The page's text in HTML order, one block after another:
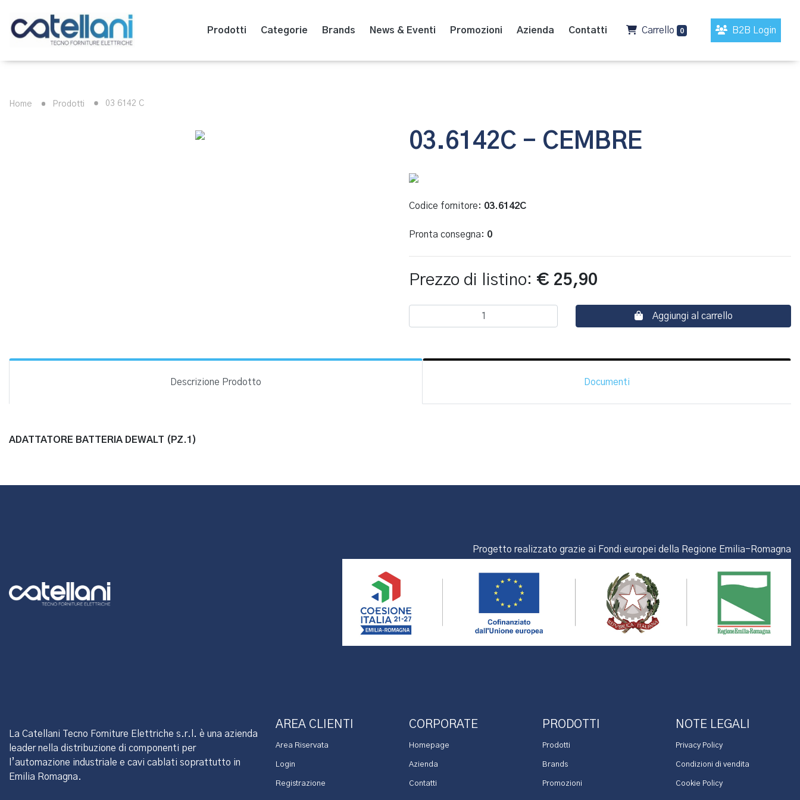
Prodotti Categorie Brands News & Eventi Promozioni Azienda Contatti Carrello 0 B2B Login
Home Prodotti 03 6142 C
03.6142C - CEMBRE
Codice fornitore: 03.6142C
Pronta consegna: 0
Prezzo di listino: € 25,90
Aggiungi al carrello
Descrizione Prodotto Documenti
ADATTATORE BATTERIA DEWALT (PZ.1)
Progetto realizzato grazie ai Fondi europei della Regione Emilia-Romagna
La Catellani Tecno Forniture Elettriche s.r.l. è una azienda
leader nella distribuzione di componenti per
l’automazione industriale e cavi cablati soprattutto in
Emilia Romagna.
AREA CLIENTI
Area Riservata
Login
Registrazione
CORPORATE
Homepage
Azienda
Contatti
PRODOTTI
Prodotti
Brands
Promozioni
NOTE LEGALI
Privacy Policy
Condizioni di vendita
Cookie Policy